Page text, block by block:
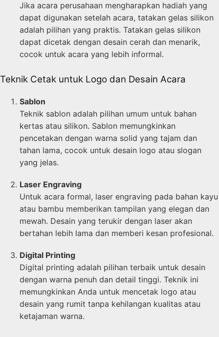
Jika acara perusahaan mengharapkan hadiah yang
dapat digunakan setelah acara, tatakan gelas silikon
adalah pilihan yang praktis. Tatakan gelas silikon
dapat dicetak dengan desain cerah dan menarik,
cocok untuk acara yang lebih informal.
Teknik Cetak untuk Logo dan Desain Acara
Sablon
Teknik sablon adalah pilihan umum untuk bahan
kertas atau silikon. Sablon memungkinkan
pencetakan dengan warna solid yang tajam dan
tahan lama, cocok untuk desain logo atau slogan
yang jelas.
Laser Engraving
Untuk acara formal, laser engraving pada bahan kayu
atau bambu memberikan tampilan yang elegan dan
mewah. Desain yang terukir dengan laser akan
bertahan lebih lama dan memberi kesan profesional.
Digital Printing
Digital printing adalah pilihan terbaik untuk desain
dengan warna penuh dan detail tinggi. Teknik ini
memungkinkan Anda untuk mencetak logo atau
desain yang rumit tanpa kehilangan kualitas atau
ketajaman warna.